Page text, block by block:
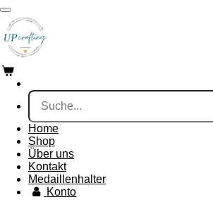
Zum
Hauptinhalt
springen
Home
Shop
Über uns
Kontakt
Medaillenhalter
Konto